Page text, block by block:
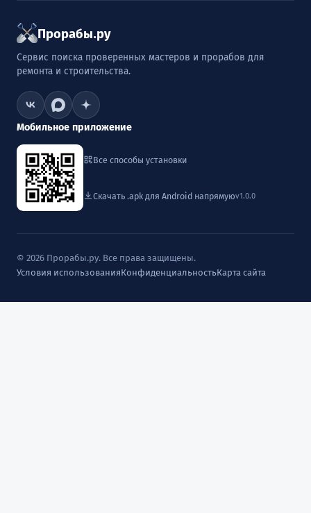
Прорабы.ру
Сервис поиска проверенных мастеров и прорабов для
ремонта и строительства.
Мобильное приложение
Все способы установки
Скачать .apk для Android напрямуюv1.0.0
© 2026 Прорабы.ру. Все права защищены.
Условия использованияКонфиденциальностьКарта сайта